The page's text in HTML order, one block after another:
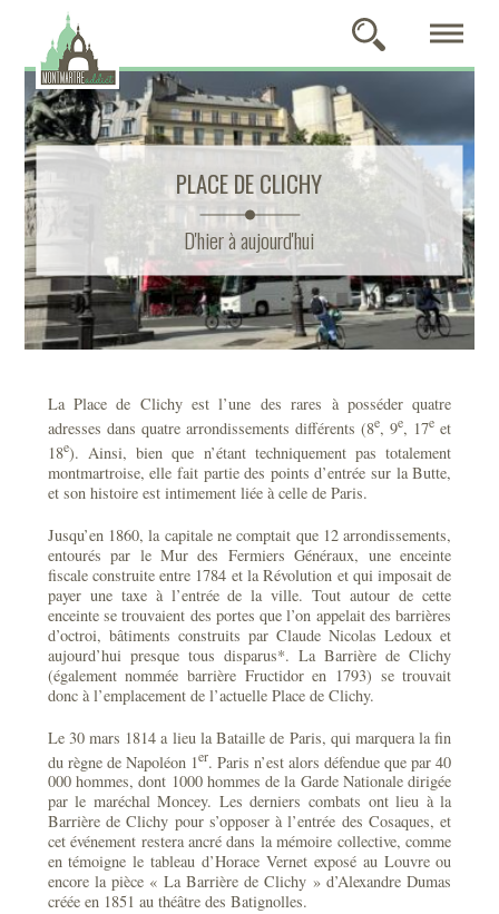
PLACE DE CLICHY
D'hier à aujourd'hui
La Place de Clichy est l’une des rares à posséder quatre
adresses dans quatre arrondissements différents (8e, 9e, 17e et
18e). Ainsi, bien que n’étant techniquement pas totalement
montmartroise, elle fait partie des points d’entrée sur la Butte,
et son histoire est intimement liée à celle de Paris.
Jusqu’en 1860, la capitale ne comptait que 12 arrondissements,
entourés par le Mur des Fermiers Généraux, une enceinte
fiscale construite entre 1784 et la Révolution et qui imposait de
payer une taxe à l’entrée de la ville. Tout autour de cette
enceinte se trouvaient des portes que l’on appelait des barrières
d’octroi, bâtiments construits par Claude Nicolas Ledoux et
aujourd’hui presque tous disparus*. La Barrière de Clichy
(également nommée barrière Fructidor en 1793) se trouvait
donc à l’emplacement de l’actuelle Place de Clichy.
Le 30 mars 1814 a lieu la Bataille de Paris, qui marquera la fin
du règne de Napoléon 1er. Paris n’est alors défendue que par 40
000 hommes, dont 1000 hommes de la Garde Nationale dirigée
par le maréchal Moncey. Les derniers combats ont lieu à la
Barrière de Clichy pour s’opposer à l’entrée des Cosaques, et
cet événement restera ancré dans la mémoire collective, comme
en témoigne le tableau d’Horace Vernet exposé au Louvre ou
encore la pièce « La Barrière de Clichy » d’Alexandre Dumas
créée en 1851 au théâtre des Batignolles.